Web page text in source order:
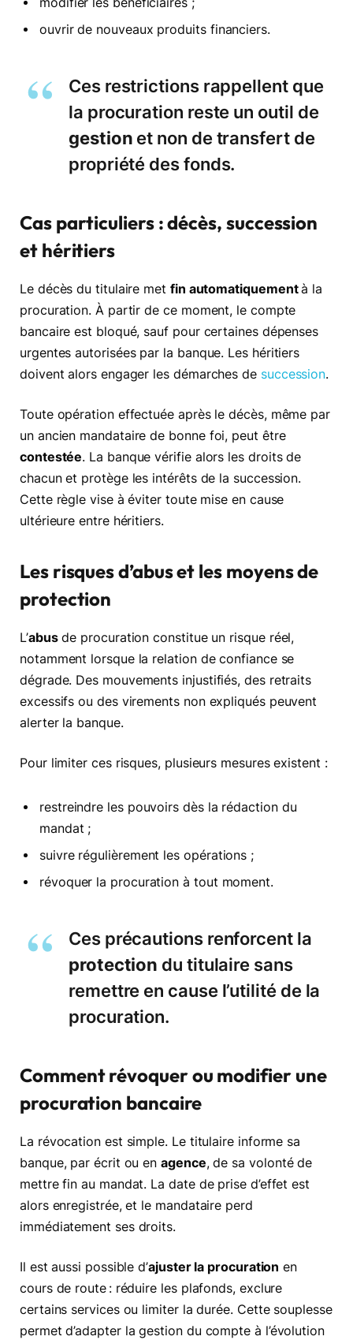
ouvrir de nouveaux produits financiers.
Ces restrictions rappellent que
la procuration reste un outil de
gestion et non de transfert de
propriété des fonds.
Cas particuliers : décès, succession
et héritiers
Le décès du titulaire met fin automatiquementà la
procuration. À partir de ce moment, le compte
bancaire est bloqué, sauf pour certaines dépenses
urgentes autorisées par la banque. Les héritiers
doivent alors engager les démarches de succession.
Toute opération effectuée après le décès, même par
un ancien mandataire de bonne foi, peut être
contestée. La banque vérifie alors les droits de
chacun et protège les intérêts de la succession.
Cette règle vise à éviter toute mise en cause
ultérieure entre héritiers.
Les risques d’abus et les moyens de
protection
L’abusde procuration constitue un risque réel,
notamment lorsque la relation de confiance se
dégrade. Des mouvements injustifiés, des retraits
excessifs ou des virements non expliqués peuvent
alerter la banque.
Pour limiter ces risques, plusieurs mesures existent :
restreindre les pouvoirs dès la rédaction du
mandat ;
suivre régulièrement les opérations ;
révoquer la procuration à tout moment.
Ces précautions renforcent la
protection du titulaire sans
remettre en cause l’utilité de la
procuration.
Comment révoquer ou modifier une
procuration bancaire
La révocation est simple. Le titulaire informe sa
banque, par écrit ou enagence, de sa volonté de
mettre fin au mandat. La date de prise d’effet est
alors enregistrée, et le mandataire perd
immédiatement ses droits.
Il est aussi possible d’ajuster la procuration en
cours de route : réduire les plafonds, exclure
certains services ou limiter la durée. Cette souplesse
permet d’adapter la gestion du compte à l’évolution